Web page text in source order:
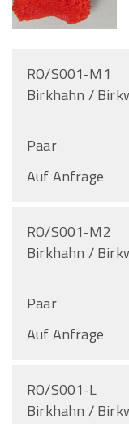
RO/S001-M1
Birkhahn /
Paar
Auf Anfrage
RO/S001-M2
Birkhahn /
Paar
Auf Anfrage
RO/S001-L
Birkhahn /